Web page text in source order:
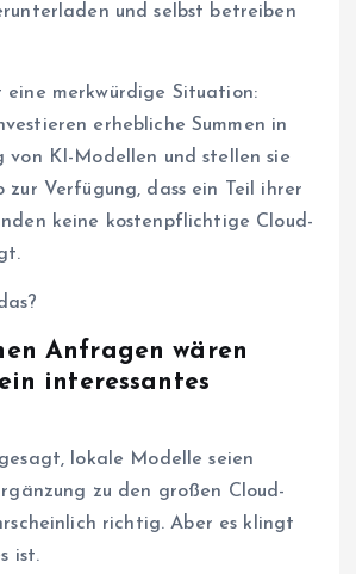
und selbst betreiben
merkwürdige Situation:
erhebliche Summen in
von KI-Modellen und stellen sie
zur Verfügung, dass ein Teil ihrer
keine kostenpflichtige Cloud-
Anfragen wären
interessantes
lokale Modelle seien
zu den großen Cloud-
richtig. Aber es klingt
ist.